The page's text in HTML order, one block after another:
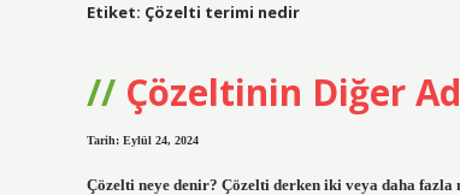
Etiket: Çözelti terimi nedir
Çözeltinin Diğer
Tarih: Eylül 24, 2024
Çözelti neye denir? Çözelti derken iki veya daha fazla